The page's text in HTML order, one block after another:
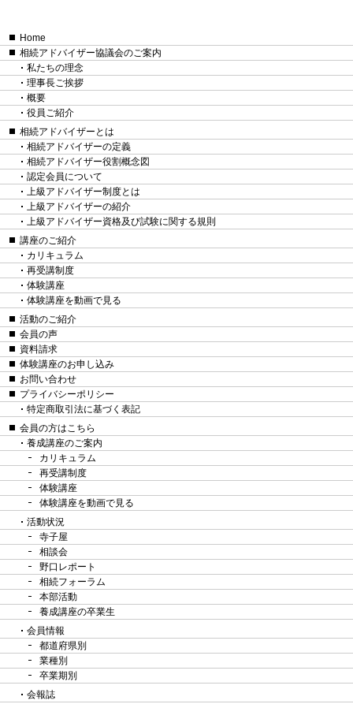
Home
相続アドバイザー協議会のご案内
私たちの理念
理事長ご挨拶
概要
役員ご紹介
相続アドバイザーとは
相続アドバイザーの定義
相続アドバイザー役割概念図
認定会員について
上級アドバイザー制度とは
上級アドバイザーの紹介
上級アドバイザー資格及び試験に関する規則
講座のご紹介
カリキュラム
再受講制度
体験講座
体験講座を動画で見る
活動のご紹介
会員の声
資料請求
体験講座のお申し込み
お問い合わせ
プライバシーポリシー
特定商取引法に基づく表記
会員の方はこちら
養成講座のご案内
カリキュラム
再受講制度
体験講座
体験講座を動画で見る
活動状況
寺子屋
相談会
野口レポート
相続フォーラム
本部活動
養成講座の卒業生
会員情報
都道府県別
業種別
卒業期別
会報誌